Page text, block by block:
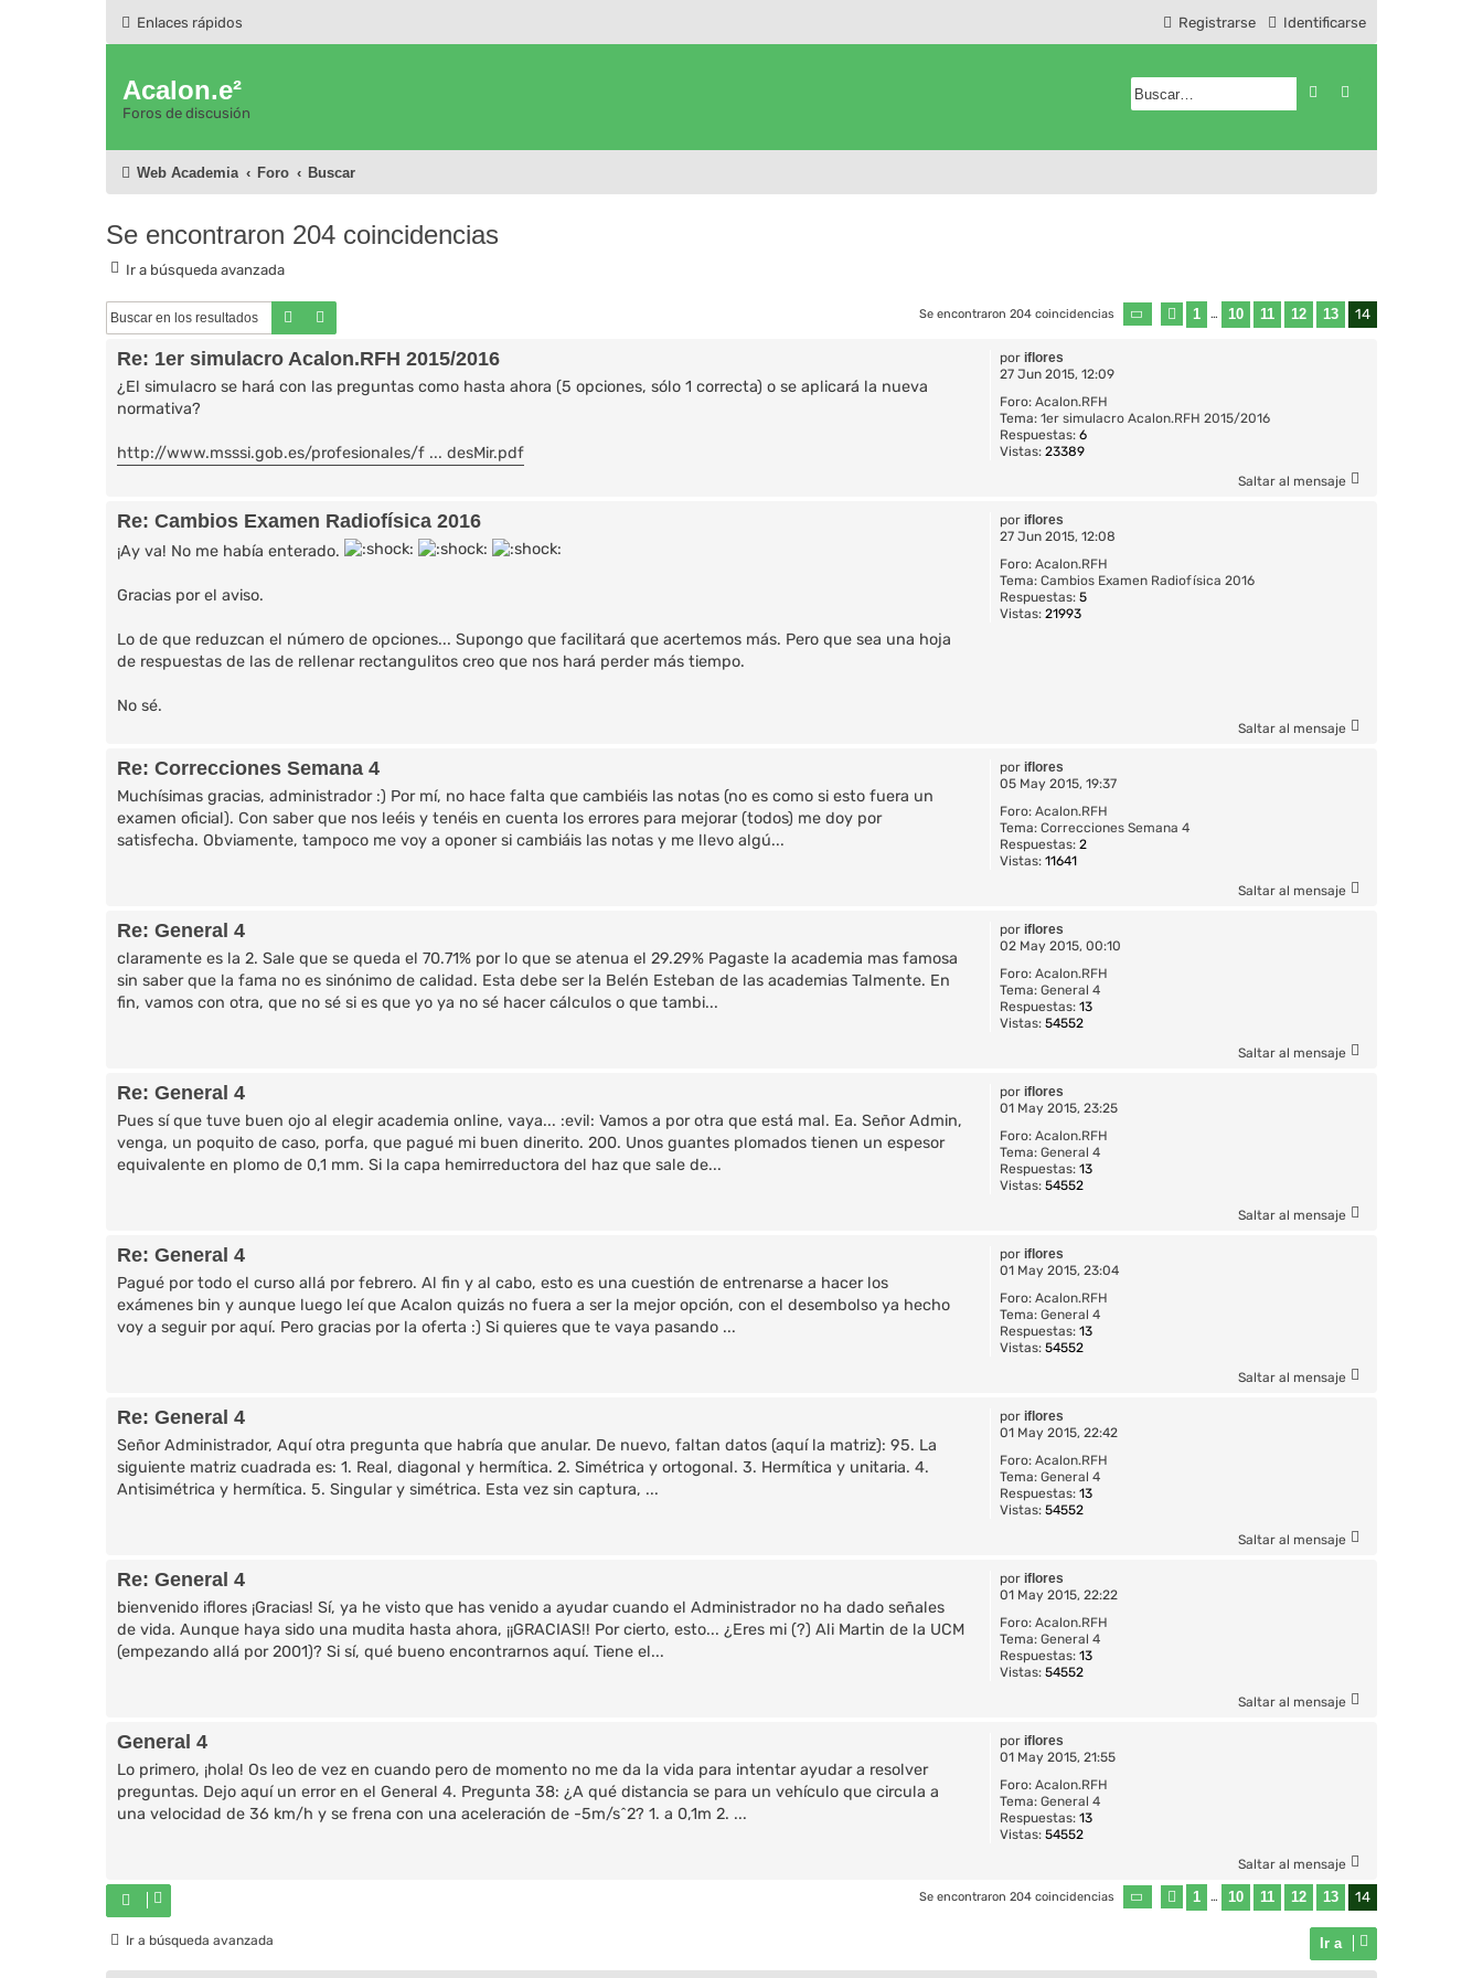
Enlaces rápidos Identificarse
Registrarse
Acalon.e²
Foros de discusión
Buscar
Web Academia Foro Buscar
Se encontraron 204 coincidencias
Ir a búsqueda avanzada
Buscar Se encontraron 204 coincidencias Página14de14
Anterior
1 … 10 11 12 13 14
poriflores
27 Jun 2015, 12:09
Foro:Acalon.RFH
Tema:1er simulacro Acalon.RFH 2015/2016
Respuestas:6
Vistas:23389
Re: 1er simulacro Acalon.RFH 2015/2016
¿El simulacro se hará con las preguntas como hasta ahora (5 opciones, sólo 1 correcta) o se aplicará la nueva
normativa?
http://www.msssi.gob.es/profesionales/f ... desMir.pdf
Saltar al mensaje
poriflores
27 Jun 2015, 12:08
Foro:Acalon.RFH
Tema:Cambios Examen Radiofísica 2016
Respuestas:5
Vistas:21993
Re: Cambios Examen Radiofísica 2016
¡Ay va! No me había enterado.
Gracias por el aviso.
Lo de que reduzcan el número de opciones... Supongo que facilitará que acertemos más. Pero que sea una hoja
de respuestas de las de rellenar rectangulitos creo que nos hará perder más tiempo.
No sé.
Saltar al mensaje
por iflores
05 May 2015, 19:37
Foro:Acalon.RFH
Tema:Correcciones Semana 4
Respuestas:2
Vistas:11641
Re: Correcciones Semana 4
Muchísimas gracias, administrador :) Por mí, no hace falta que cambiéis las notas (no es como si esto fuera un
examen oficial). Con saber que nos leéis y tenéis en cuenta los errores para mejorar (todos) me doy por
satisfecha. Obviamente, tampoco me voy a oponer si cambiáis las notas y me llevo algú...
Saltar al mensaje
por iflores
02 May 2015, 00:10
Foro:Acalon.RFH
Tema:General 4
Respuestas:13
Vistas:54552
Re: General 4
claramente es la 2. Sale que se queda el 70.71% por lo que se atenua el 29.29% Pagaste la academia mas famosa
sin saber que la fama no es sinónimo de calidad. Esta debe ser la Belén Esteban de las academias Talmente. En
fin, vamos con otra, que no sé si es que yo ya no sé hacer cálculos o que tambi...
Saltar al mensaje
por iflores
01 May 2015, 23:25
Foro:Acalon.RFH
Tema:General 4
Respuestas:13
Vistas:54552
Re: General 4
Pues sí que tuve buen ojo al elegir academia online, vaya... :evil: Vamos a por otra que está mal. Ea. Señor Admin,
venga, un poquito de caso, porfa, que pagué mi buen dinerito. 200. Unos guantes plomados tienen un espesor
equivalente en plomo de 0,1 mm. Si la capa hemirreductora del haz que sale de...
Saltar al mensaje
por iflores
01 May 2015, 23:04
Foro:Acalon.RFH
Tema:General 4
Respuestas:13
Vistas:54552
Re: General 4
Pagué por todo el curso allá por febrero. Al fin y al cabo, esto es una cuestión de entrenarse a hacer los
exámenes bin y aunque luego leí que Acalon quizás no fuera a ser la mejor opción, con el desembolso ya hecho
voy a seguir por aquí. Pero gracias por la oferta :) Si quieres que te vaya pasando ...
Saltar al mensaje
por iflores
01 May 2015, 22:42
Foro:Acalon.RFH
Tema:General 4
Respuestas:13
Vistas:54552
Re: General 4
Señor Administrador, Aquí otra pregunta que habría que anular. De nuevo, faltan datos (aquí la matriz): 95. La
siguiente matriz cuadrada es: 1. Real, diagonal y hermítica. 2. Simétrica y ortogonal. 3. Hermítica y unitaria. 4.
Antisimétrica y hermítica. 5. Singular y simétrica. Esta vez sin captura, ...
Saltar al mensaje
por iflores
01 May 2015, 22:22
Foro:Acalon.RFH
Tema:General 4
Respuestas:13
Vistas:54552
Re: General 4
bienvenido iflores ¡Gracias! Sí, ya he visto que has venido a ayudar cuando el Administrador no ha dado señales
de vida. Aunque haya sido una mudita hasta ahora, ¡¡GRACIAS!! Por cierto, esto... ¿Eres mi (?) Ali Martin de la UCM
(empezando allá por 2001)? Si sí, qué bueno encontrarnos aquí. Tiene el...
Saltar al mensaje
por iflores
01 May 2015, 21:55
Foro:Acalon.RFH
Tema:General 4
Respuestas:13
Vistas:54552
General 4
Lo primero, ¡hola! Os leo de vez en cuando pero de momento no me da la vida para intentar ayudar a resolver
preguntas. Dejo aquí un error en el General 4. Pregunta 38: ¿A qué distancia se para un vehículo que circula a
una velocidad de 36 km/h y se frena con una aceleración de -5m/s^2? 1. a 0,1m 2. ...
Saltar al mensaje
Se encontraron 204 coincidencias Página14de14
Anterior
1 … 10 11 12 13 14
Ir a búsqueda avanzada Ir a